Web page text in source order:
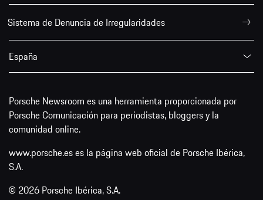
Sistema de Denuncia de Irregularidades
España
Porsche Newsroom es una herramienta proporcionada por
Porsche Comunicación para periodistas, bloggers y la
comunidad online.
www.porsche.es es la página web oficial de Porsche Ibérica,
S.A.
© 2026 Porsche Ibérica, S.A.